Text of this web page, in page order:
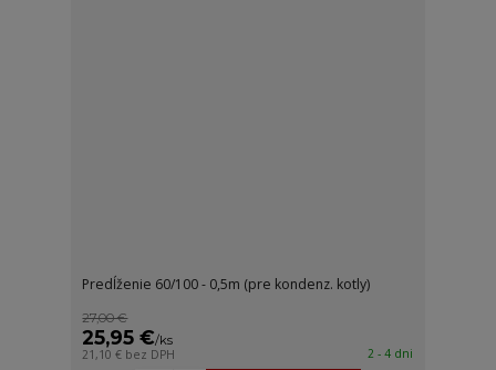
Predĺženie 60/100 - 0,5m (pre kondenz. kotly)
27,00 €
25,95 €/ks
21,10 € bez DPH 2 - 4 dni